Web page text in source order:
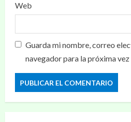
Web
Guarda mi nombre, correo
navegador para la próxima